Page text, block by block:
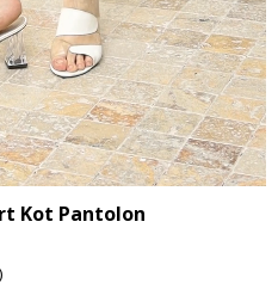
Kot Pantolon